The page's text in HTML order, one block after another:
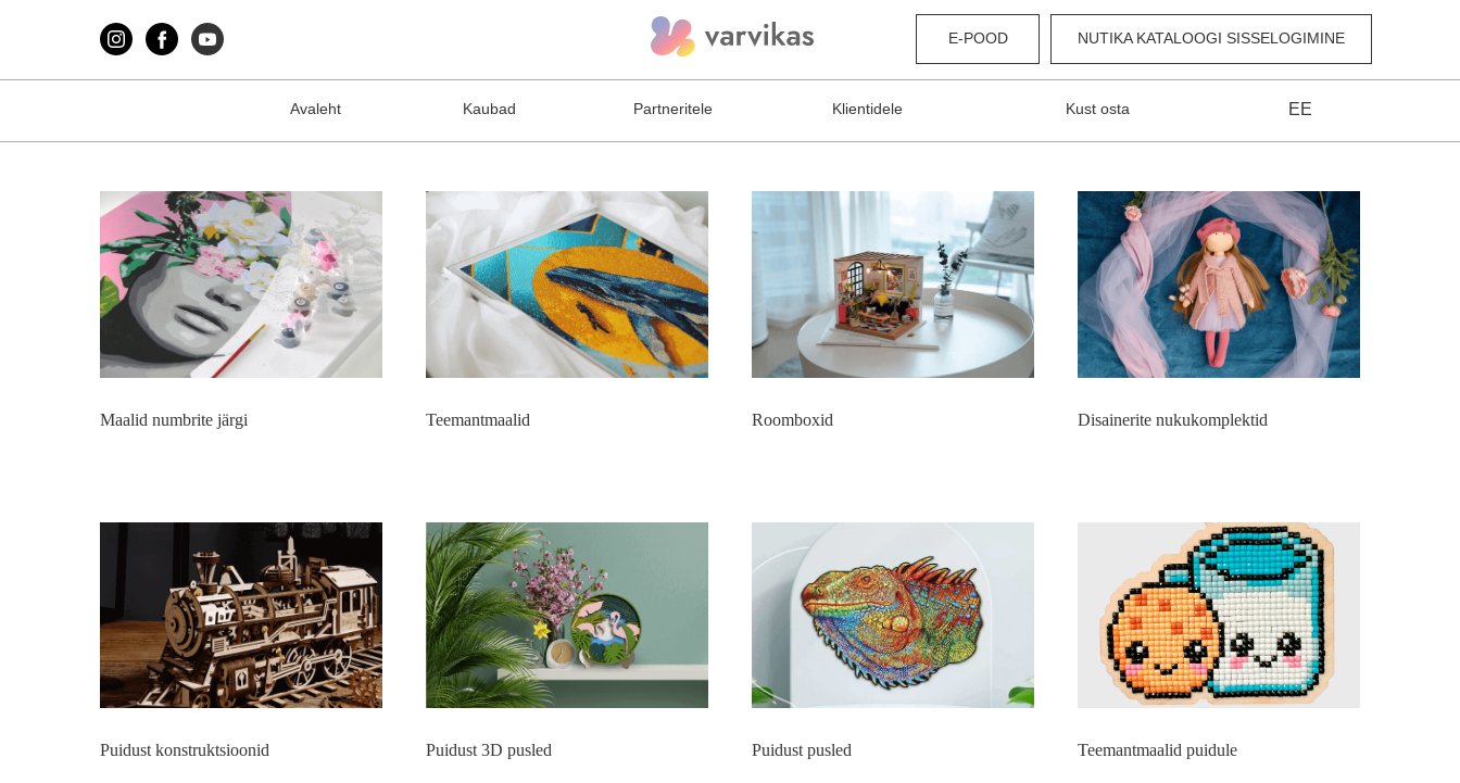
NUTIKA KATALOOGI SISSELOGIMINE
E-POOD
Avaleht Kaubad Partneritele Klientidele Kust osta EE
Maalid numbrite järgi Teemantmaalid Roomboxid Disainerite nukukomplektid
Puidust konstruktsioonid Puidust 3D pusled Puidust pusled Teemantmaalid puidule